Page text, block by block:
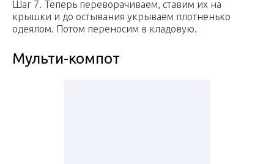
Шаг 7. Теперь переворачиваем, ставим их на
крышки и до остывания укрываем плотненько
одеялом. Потом переносим в кладовую.
Мульти-компот